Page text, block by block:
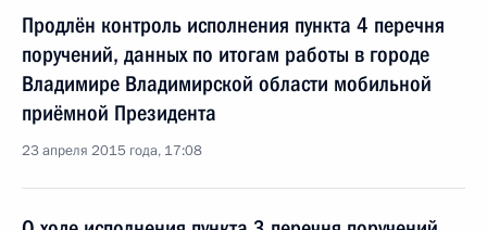
Продлён контроль исполнения пункта 4 перечня
поручений, данных по итогам работы в городе
Владимире Владимирской области мобильной
приёмной Президента
23 апреля 2015 года, 17:08